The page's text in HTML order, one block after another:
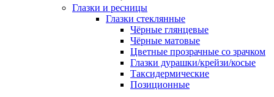
Глазки и ресницы
Глазки стеклянные
Чёрные глянцевые
Чёрные матовые
Цветные прозрачные со зрачком
Глазки дурашки/крейзи/косые
Таксидермические
Позиционные